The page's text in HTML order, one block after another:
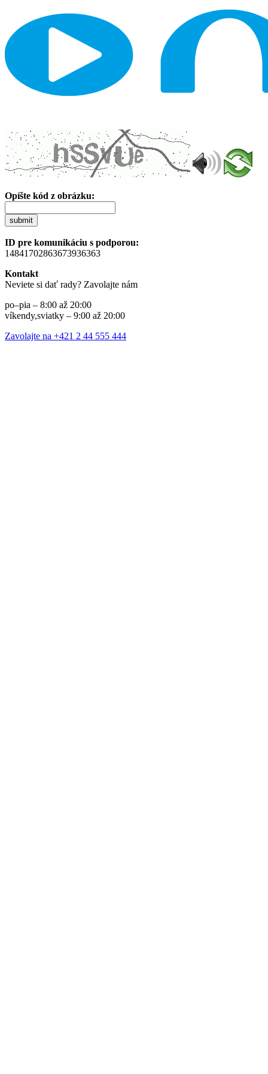
Opíšte kód z obrázku:
submit
ID pre komunikáciu s podporou:
14841702863673936363
Kontakt
Neviete si dať rady? Zavolajte nám
po–pia – 8:00 až 20:00
víkendy,sviatky – 9:00 až 20:00
Zavolajte na +421 2 44 555 444